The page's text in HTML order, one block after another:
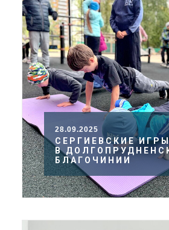
28.09.2025
СЕРГИЕВСКИЕ
В
БЛАГОЧИНИИ